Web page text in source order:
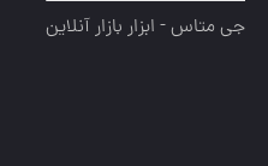
جی متاس - ابزار بازار آنلاین